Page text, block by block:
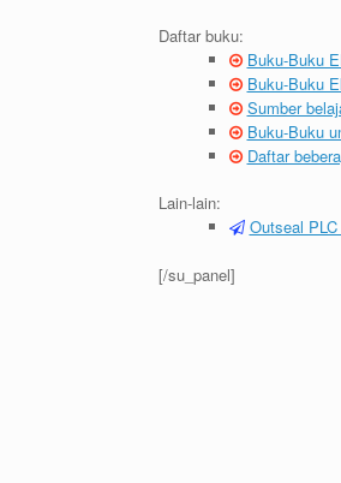
Daftar buku:
Buku-Buku
Buku-Buku
Sumber
Buku-Buku
Daftar
Lain-lain:
Outseal
[/su_panel]